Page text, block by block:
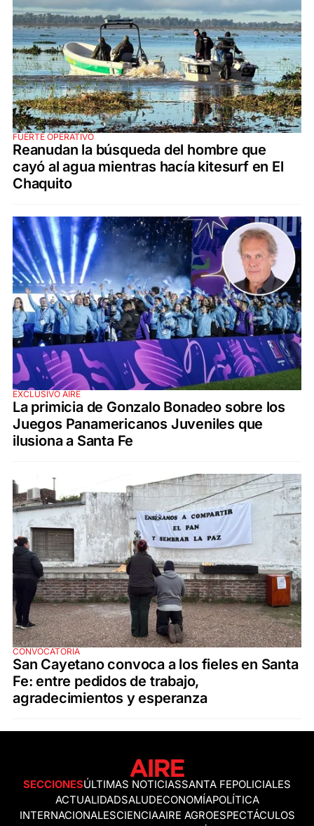
FUERTE OPERATIVO
Reanudan la búsqueda del hombre que
cayó al agua mientras hacía kitesurf en El
Chaquito
EXCLUSIVO AIRE
La primicia de Gonzalo Bonadeo sobre los
Juegos Panamericanos Juveniles que
ilusiona a Santa Fe
CONVOCATORIA
San Cayetano convoca a los fieles en Santa
Fe: entre pedidos de trabajo,
agradecimientos y esperanza
SECCIONESÚLTIMAS NOTICIASSANTA FEPOLICIALES
ACTUALIDADSALUDECONOMÍAPOLÍTICA
INTERNACIONALESCIENCIAAIRE AGROESPECTÁCULOS